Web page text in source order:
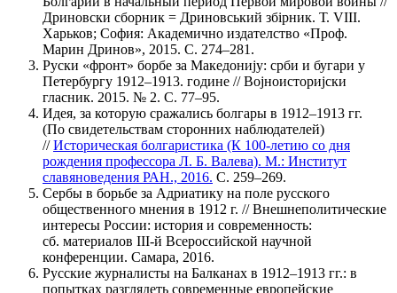
Дриновски сборник = Дриновський збiрник. Т. VIII.
Харьков; София: Академично издателство «Проф.
Марин Дринов», 2015. С. 274–281.
Руски «фронт» борбе за Македонију: срби и бугари у
Петербургу 1912–1913. године // Војноисторијски
гласник. 2015. № 2. C. 77–95.
Идея, за которую сражались болгары в 1912–1913 гг.
(По свидетельствам сторонних наблюдателей)
//Историческая болгаристика (К 100-летию со дня
рождения профессора Л. Б. Валева). М.: Институт
славяноведения РАН., 2016. С. 259–269.
Сербы в борьбе за Адриатику на поле русского
общественного мнения в 1912 г. // Внешнеполитические
интересы России: история и современность:
сб. материалов III-й Всероссийской научной
конференции. Самара, 2016.
Русские журналисты на Балканах в 1912–1913 гг.: в
попытках разглядеть современные европейские